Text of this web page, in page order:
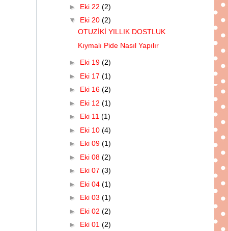
► Eki 22 (2)
▼ Eki 20 (2)
OTUZİKİ YILLIK DOSTLUK
Kıymalı Pide Nasıl Yapılır
► Eki 19 (2)
► Eki 17 (1)
► Eki 16 (2)
► Eki 12 (1)
► Eki 11 (1)
► Eki 10 (4)
► Eki 09 (1)
► Eki 08 (2)
► Eki 07 (3)
► Eki 04 (1)
► Eki 03 (1)
► Eki 02 (2)
► Eki 01 (2)